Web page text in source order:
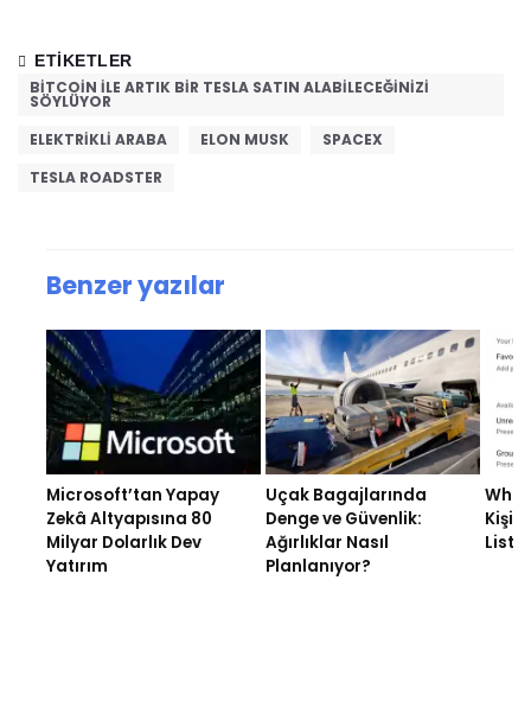
ETIKETLER
BITCOIN ILE ARTIK BIR TESLA SATIN ALABILECEĞINIZI
SÖYLÜYOR
ELEKTRIKLI ARABA
ELON MUSK
SPACEX
TESLA ROADSTER
Benzer yazılar
Microsoft’tan Yapay
Zekâ Altyapısına 80
Milyar Dolarlık Dev
Yatırım
Uçak Bagajlarında
Denge ve Güvenlik:
Ağırlıklar Nasıl
Planlanıyor?